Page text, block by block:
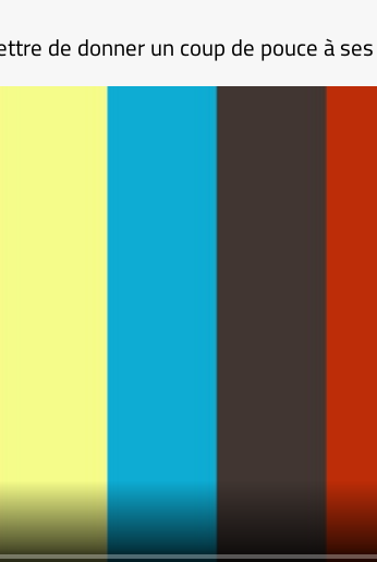
de donner un coup de pouce à